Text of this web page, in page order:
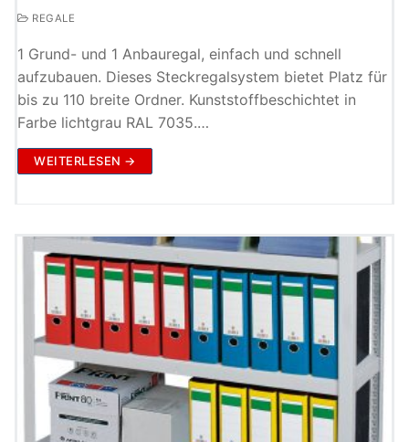
REGALE
1 Grund- und 1 Anbauregal, einfach und schnell
aufzubauen. Dieses Steckregalsystem bietet Platz für
bis zu 110 breite Ordner. Kunststoffbeschichtet in
Farbe lichtgrau RAL 7035.…
WEITERLESEN →